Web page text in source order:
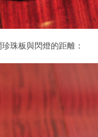
珍珠板與閃燈的距離：